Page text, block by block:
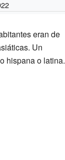
eran de
Un
hispana o latina.